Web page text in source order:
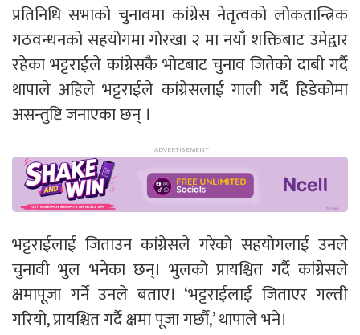
प्रतिनिधि सभाको चुनावमा कांग्रेस नेतृत्वको लोकतान्त्रिक
गठवन्धनको सहयोगमा गोरखा २ मा नयाँ शक्तिबाट उमेद्वार
रहेका भट्टराईले कांग्रेसकै भोटबाट चुनाव जितेको दाबी गर्दै
थापाले अहिले भट्टराईले कांग्रेसलाई गाली गर्दै हिडेकोमा
असन्तुष्टि जनाएका छन् ।
भट्टराईलाई जिताउन कांग्रेसले गरेको सहयोगलाई उनले
चुनावी भुल भनेका छन्। भुलको प्रायश्चित गर्दै कांग्रेसले
क्षमापूजा गर्ने उनले बताए। ‘भट्टराईलाई जिताएर गल्ती
गरियो, प्रायश्चित गर्दै क्षमा पूजा गर्छौ,’ थापाले भने।